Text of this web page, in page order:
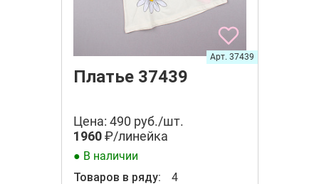
Платье 37439
Арт. 37439
Цена: 490 руб./шт.
1960₽/линейка
● В наличии
Товаров в ряду:
4